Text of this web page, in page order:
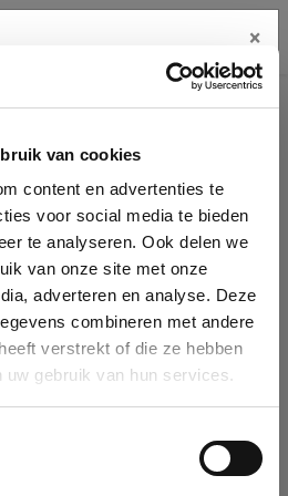
van cookies
content en advertenties te
voor social media te bieden
te analyseren. Ook delen we
van onze site met onze
adverteren en analyse. Deze
combineren met andere
verstrekt of die ze hebben
gebruik van hun services.
details
our database by name, VAT or
is selected it will auto-complete the
in our database, you can create
button below.
or VAT/Enterprise ID
×
klembord
gebruiken om de fout te melden